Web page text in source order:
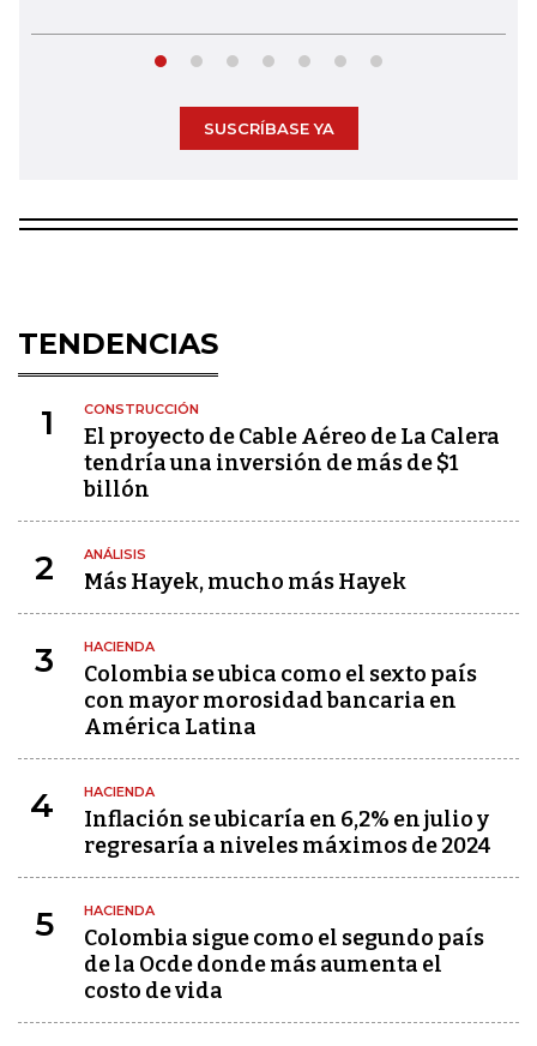
SUSCRÍBASE YA
TENDENCIAS
1 CONSTRUCCIÓN
El proyecto de Cable Aéreo de La Calera
tendría una inversión de más de $1
billón
2 ANÁLISIS
Más Hayek, mucho más Hayek
3 HACIENDA
Colombia se ubica como el sexto país
con mayor morosidad bancaria en
América Latina
4 HACIENDA
Inflación se ubicaría en 6,2% en julio y
regresaría a niveles máximos de 2024
5 HACIENDA
Colombia sigue como el segundo país
de la Ocde donde más aumenta el
costo de vida